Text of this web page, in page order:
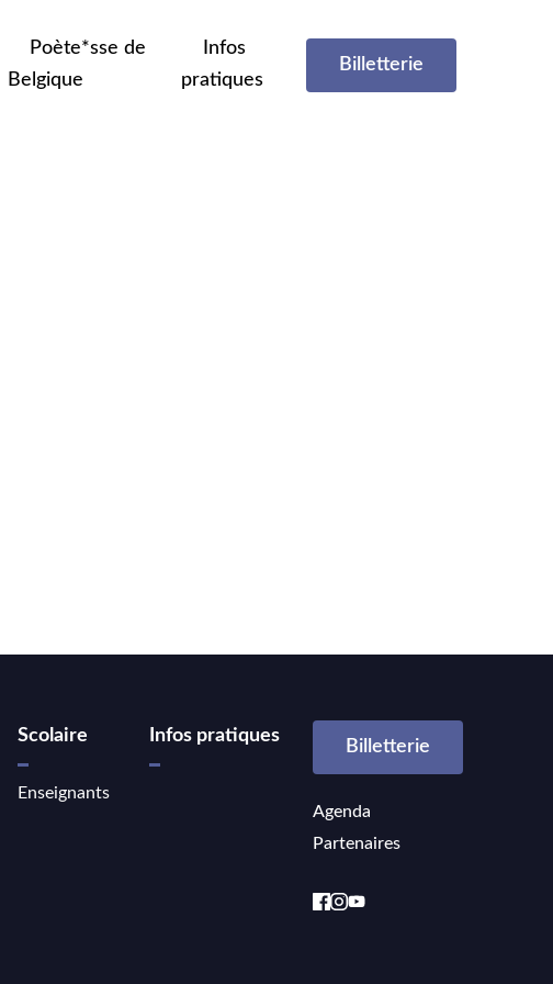
Poète*sse de
Belgique
Infos
pratiques
Billetterie
Scolaire
Enseignants
Infos pratiques
Billetterie
Agenda
Partenaires